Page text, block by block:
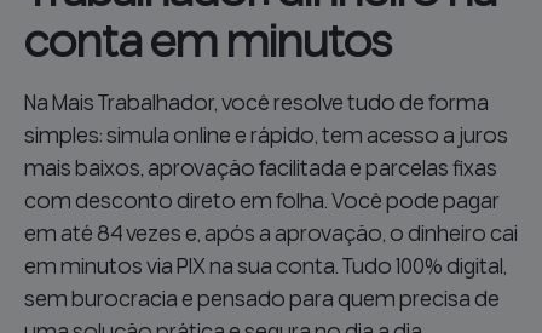
conta em minutos
Na Mais Trabalhador, você resolve tudo de forma
simples: simula online e rápido, tem acesso a juros
mais baixos, aprovação facilitada e parcelas fixas
com desconto direto em folha. Você pode pagar
em até 84 vezes e, após a aprovação, o dinheiro cai
em minutos via PIX na sua conta. Tudo 100% digital,
sem burocracia e pensado para quem precisa de